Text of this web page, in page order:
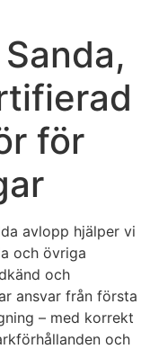
för
avlopp hjälper vi
och övriga
och
ansvar från första
– med korrekt
och